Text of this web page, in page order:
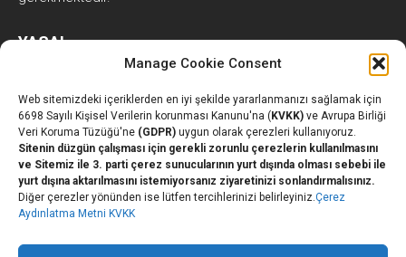
Manage Cookie Consent
Web sitemizdeki içeriklerden en iyi şekilde yararlanmanızı sağlamak için
6698 Sayılı Kişisel Verilerin korunması Kanunu'na ( KVKK) ve Avrupa Birliği
Veri Koruma Tüzüğü'ne (GDPR) uygun olarak çerezleri kullanıyoruz.
Sitenin düzgün çalışması için gerekli zorunlu çerezlerin kullanılmasını
ve Sitemiz ile 3. parti çerez sunucularının yurt dışında olması sebebi ile
yurt dışına aktarılmasını istemiyorsanız ziyaretinizi sonlandırmalısınız.
Diğer çerezler yönünden ise lütfen tercihlerinizi belirleyiniz.Çerez
Aydınlatma Metni KVKK
YASAL
Kişisel Verilerin İşlenmesine İlişkin Açık Rıza Beyanı
Kişisel Verilerin İşlenmesine İlişkin Aydınlatma Metni
KVKK Çerez Aydınlatma Metni
GDPR Cookie Policy
Bilgi Güvenliği Politikası